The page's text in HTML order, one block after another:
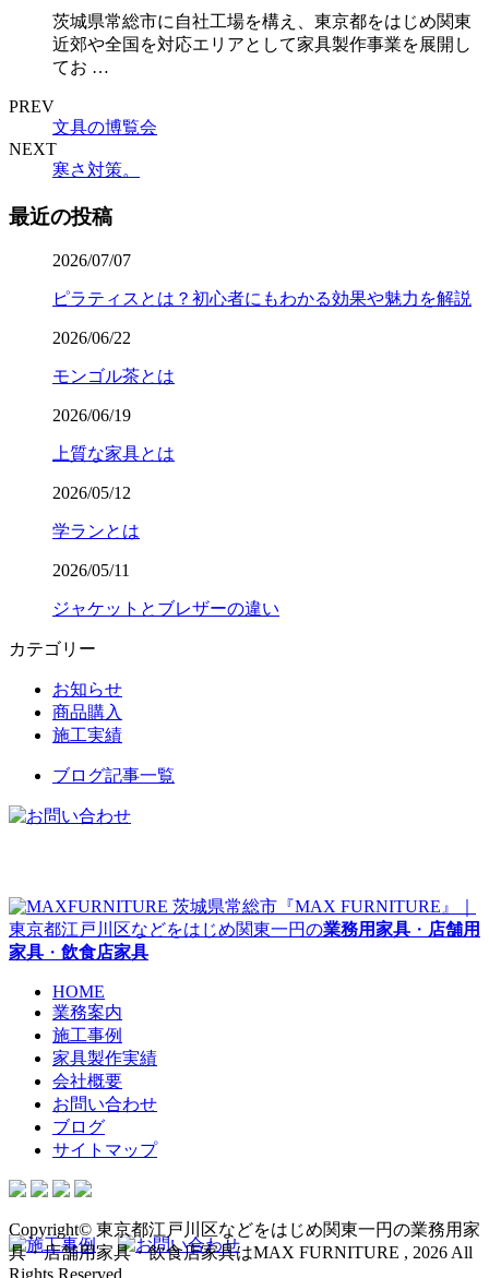
茨城県常総市に自社工場を構え、東京都をはじめ関東
近郊や全国を対応エリアとして家具製作事業を展開し
てお …
PREV
文具の博覧会
NEXT
寒さ対策。
最近の投稿
2026/07/07
ピラティスとは？初心者にもわかる効果や魅力を解説
2026/06/22
モンゴル茶とは
2026/06/19
上質な家具とは
2026/05/12
学ランとは
2026/05/11
ジャケットとブレザーの違い
カテゴリー
お知らせ
商品購入
施工実績
ブログ記事一覧
茨城県常総市『MAX FURNITURE』｜
東京都江戸川区などをはじめ関東一円の業務用家具 ・ 店舗用
家具 ・ 飲食店家具
HOME
業務案内
施工事例
家具製作実績
会社概要
お問い合わせ
ブログ
サイトマップ
Copyright© 東京都江戸川区などをはじめ関東一円の業務用家
具・店舗用家具・飲食店家具はMAX FURNITURE , 2026 All